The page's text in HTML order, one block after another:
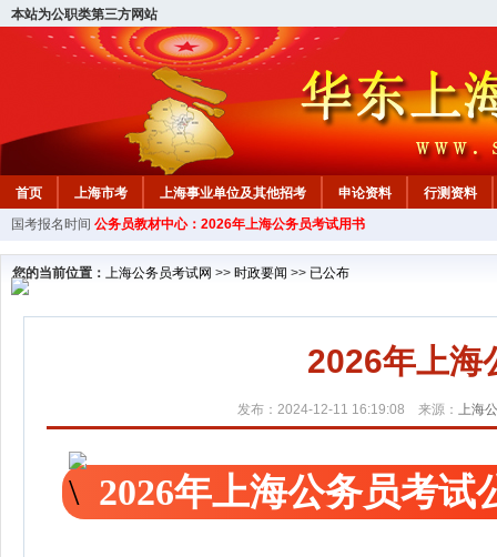
本站为公职类第三方网站
首页 上海市考 上海事业单位及其他招考 申论资料
行测资料
国考报名时间 公务员教材中心：2026年上海公务员考试用书
您的当前位置： 上海公务员考试网 >> 时政要闻 >> 已公布
2026年上海
发布：2024-12-11 16:19:08 来源： 上海
2026年上海公务员考试